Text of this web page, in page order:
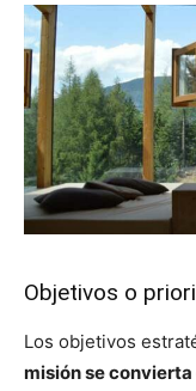
Objetivos o
Los objetivos
misión se